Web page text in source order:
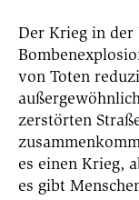
Der Krieg in der
von Toten
zerstörten
es einen Krieg,
es gibt